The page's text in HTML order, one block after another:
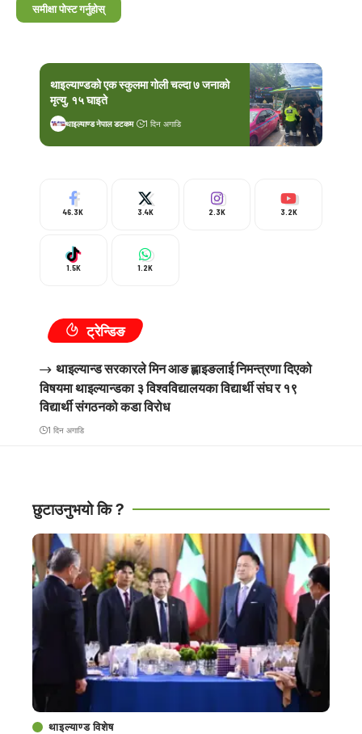
थाइल्याण्डको एक स्कुलमा गोली चल्दा ७ जनाको
मृत्यु, १५ घाइते
थाइल्याण्ड नेपाल डटकम 1 दिन अगाडि
46.3K 3.4K 2.3K 3.2K
1.5K 1.2K
ट्रेन्डिङ
थाइल्यान्ड सरकारले मिन आङ ह्लाइङलाई निमन्त्रणा दिएको
विषयमा थाइल्यान्डका ३ विश्वविद्यालयका विद्यार्थी संघ र १९
विद्यार्थी संगठनको कडा विरोध
1 दिन अगाडि
छुटाउनुभयो कि ?
थाइल्याण्ड विशेष